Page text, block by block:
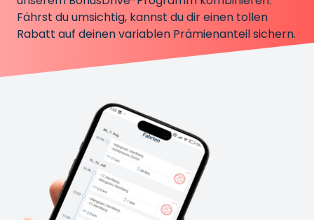
Fährst du umsichtig, kannst du dir einen tollen
Rabatt auf deinen variablen Prämienanteil sichern.